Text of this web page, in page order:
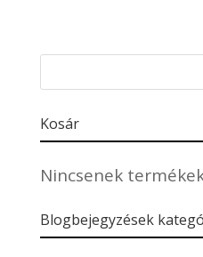
Kosár
Nincsenek
Blogbejegyzések